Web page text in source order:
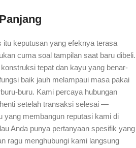
itu keputusan yang efeknya terasa
cuma soal tampilan saat baru dibeli.
tepat dan kayu yang benar-
baik jauh melampaui masa pakai
buru. Kami percaya hubungan
setelah transaksi selesai —
yang membangun reputasi kami di
Anda punya pertanyaan spesifik yang
ragu menghubungi kami langsung